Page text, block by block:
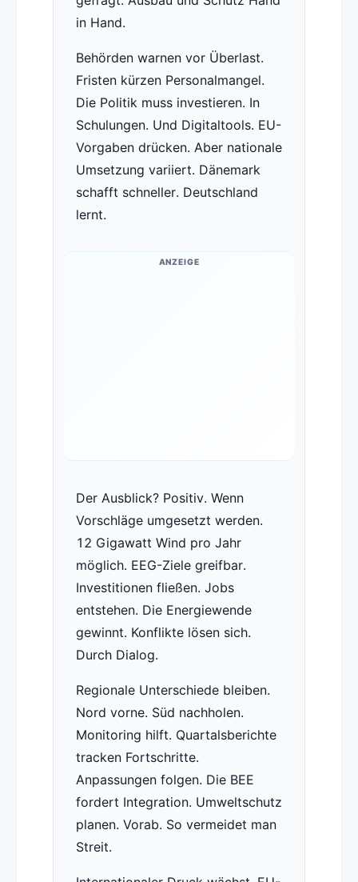
in Hand.
Behörden warnen vor Überlast.
Fristen kürzen Personalmangel.
Die Politik muss investieren. In
Schulungen. Und Digitaltools. EU-
Vorgaben drücken. Aber nationale
Umsetzung variiert. Dänemark
schafft schneller. Deutschland
lernt.
ANZEIGE
Der Ausblick? Positiv. Wenn
Vorschläge umgesetzt werden.
12 Gigawatt Wind pro Jahr
möglich. EEG-Ziele greifbar.
Investitionen fließen. Jobs
entstehen. Die Energiewende
gewinnt. Konflikte lösen sich.
Durch Dialog.
Regionale Unterschiede bleiben.
Nord vorne. Süd nachholen.
Monitoring hilft. Quartalsberichte
tracken Fortschritte.
Anpassungen folgen. Die BEE
fordert Integration. Umweltschutz
planen. Vorab. So vermeidet man
Streit.